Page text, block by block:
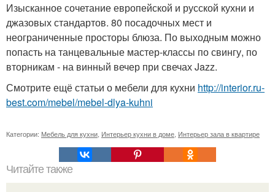
Изысканное сочетание европейской и русской кухни и
джазовых стандартов. 80 посадочных мест и
неограниченные просторы блюза. По выходным можно
попасть на танцевальные мастер-классы по свингу, по
вторникам - на винный вечер при свечах Jazz.
Смотрите ещё статьи о мебели для кухни http://interior.ru-
best.com/mebel/mebel-dlya-kuhni
Категории: Мебель для кухни Интерьер кухни в доме Интерьер зала в квартире
Читайте также